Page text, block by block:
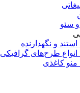
و سئو
و نگهدارنده
طرح‌های گرافیکی
کاغذی